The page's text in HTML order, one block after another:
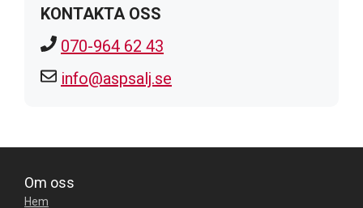
KONTAKTA OSS
070-964 62 43
info@aspsalj.se
Om oss
Hem